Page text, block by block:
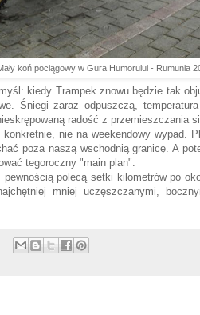
koń pociągowy w Gura Humorului - Rumunia
kiedy Trampek znowu będzie tak
Śniegi zaraz odpuszczą,
radość z przemieszczania
nie na weekendowy wypad.
poza naszą wschodnią granicę. A
tegoroczny "main plan".
polecą setki kilometrów po
mniej uczęszczanymi,